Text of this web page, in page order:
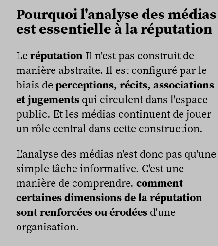
Pourquoi l'analyse des médias
est essentielle à la réputation
Le réputation Il n'est pas construit de
manière abstraite. Il est configuré par le
biais de perceptions, récits, associations
et jugements qui circulent dans l'espace
public. Et les médias continuent de jouer
un rôle central dans cette construction.
L'analyse des médias n'est donc pas qu'une
simple tâche informative. C'est une
manière de comprendre. comment
certaines dimensions de la réputation
sont renforcées ou érodées d'une
organisation.